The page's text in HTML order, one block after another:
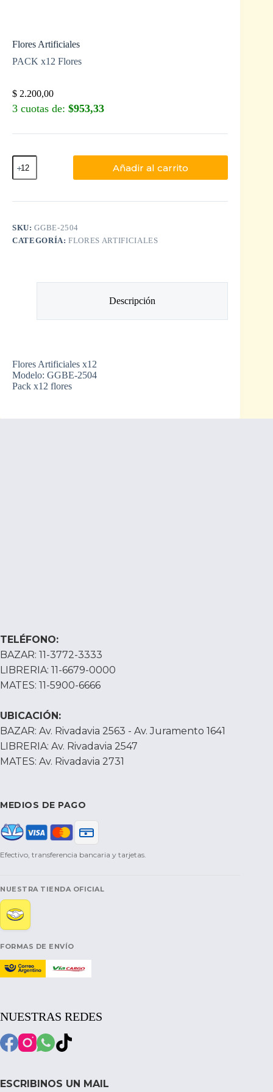
Flores Artificiales
PACK x12 Flores
$ 2.200,00
3 cuotas de: $953,33
Añadir al carrito
SKU:GGBE-2504
CATEGORÍA:FLORES ARTIFICIALES
Descripción
Flores Artificiales x12
Modelo: GGBE-2504
Pack x12 flores
TELÉFONO:
BAZAR: 11-3772-3333
LIBRERIA: 11-6679-0000
MATES: 11-5900-6666
UBICACIÓN:
BAZAR: Av. Rivadavia 2563 - Av. Juramento 1641
LIBRERIA: Av. Rivadavia 2547
MATES: Av. Rivadavia 2731
MEDIOS DE PAGO
Efectivo, transferencia bancaria y tarjetas.
NUESTRA TIENDA OFICIAL
FORMAS DE ENVÍO
NUESTRAS REDES
ESCRIBINOS UN MAIL